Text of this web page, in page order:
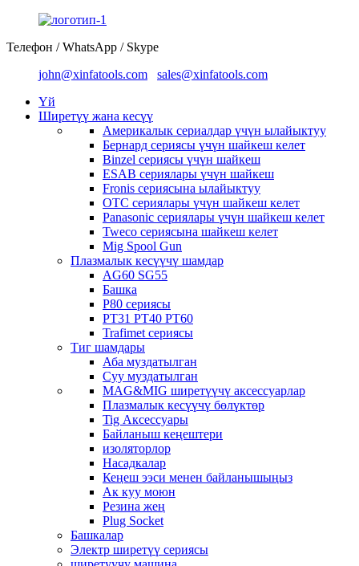
Телефон / WhatsApp / Skype
john@xinfatools.com
sales@xinfatools.com
Үй
Ширетүү жана кесүү
Америкалык сериалдар үчүн ылайыктуу
Бернард сериясы үчүн шайкеш келет
Binzel сериясы үчүн шайкеш
ESAB сериялары үчүн шайкеш
Fronis сериясына ылайыктуу
OTC сериялары үчүн шайкеш келет
Panasonic сериялары үчүн шайкеш келет
Tweco сериясына шайкеш келет
Mig Spool Gun
Плазмалык кесүүчү шамдар
AG60 SG55
Башка
P80 сериясы
PT31 PT40 PT60
Trafimet сериясы
Тиг шамдары
Аба муздатылган
Суу муздатылган
MAG&MIG ширетүүчү аксессуарлар
Плазмалык кесүүчү бөлүктөр
Tig Аксессуары
Байланыш кеңештери
изоляторлор
Насадкалар
Кеңеш ээси менен байланышыңыз
Ак куу моюн
Резина жең
Plug Socket
Башкалар
Электр ширетүү сериясы